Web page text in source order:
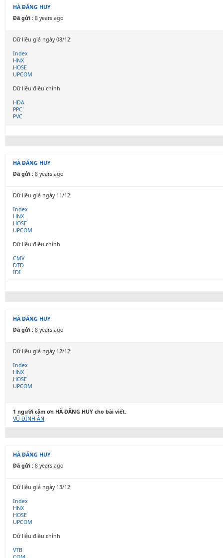
HÀ ĐĂNG HUY
Đã gửi : 8 years ago
Dữ liệu giá ngày 08/12:
Index
HNX
HOSE
UPCOM
Dữ liệu điều chỉnh
HDA
PPC
PVC
HÀ ĐĂNG HUY
Đã gửi : 8 years ago
Dữ liệu giá ngày 11/12:
Index
HNX
HOSE
UPCOM
Dữ liệu điều chỉnh
CMV
DTD
IDI
HÀ ĐĂNG HUY
Đã gửi : 8 years ago
Dữ liệu giá ngày 12/12:
Index
HNX
HOSE
UPCOM
1 người cảm ơn HÀ ĐĂNG HUY cho bài viết.
VŨ ĐÌNH ÂN
HÀ ĐĂNG HUY
Đã gửi : 8 years ago
Dữ liệu giá ngày 13/12:
Index
HNX
HOSE
UPCOM
Dữ liệu điều chỉnh
VTB